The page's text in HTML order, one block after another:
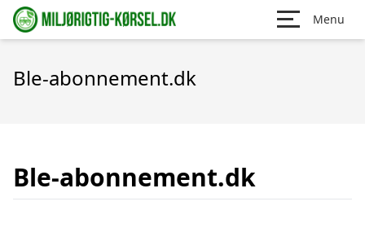
Menu
Ble-abonnement.dk
Ble-abonnement.dk